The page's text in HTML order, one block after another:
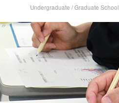
Undergraduate / Graduate School